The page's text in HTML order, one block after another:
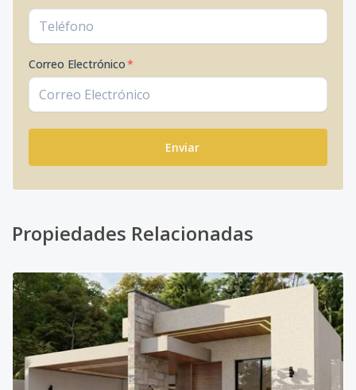
Correo Electrónico*
Enviar
Propiedades Relacionadas